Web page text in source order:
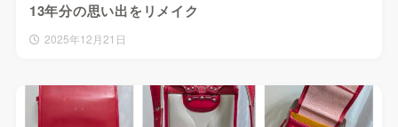
13年分の思い出をリメイク
2025年12月21日